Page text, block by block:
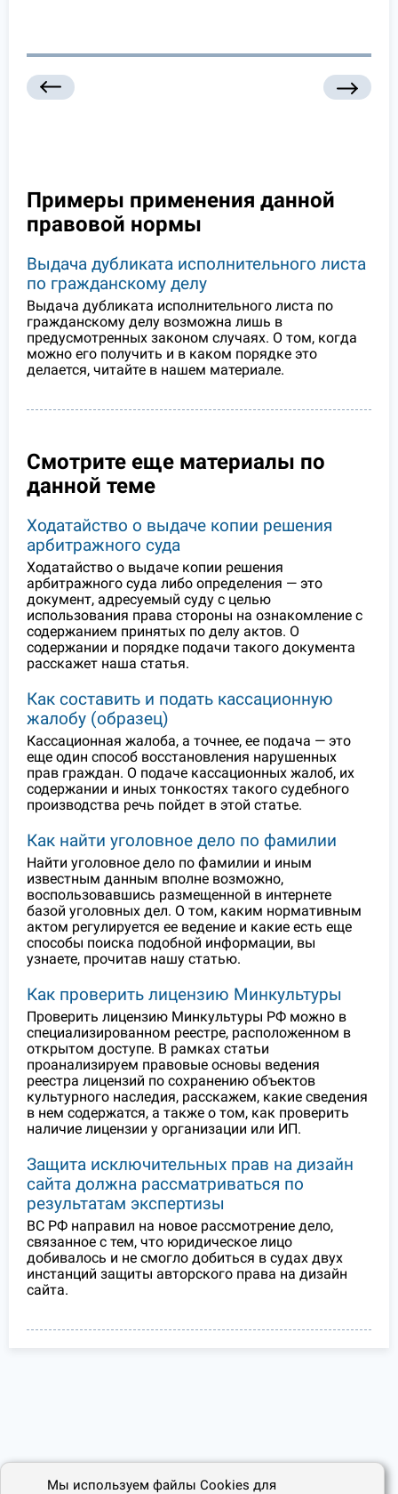
Примеры применения данной
правовой нормы
Выдача дубликата исполнительного листа
по гражданскому делу
Выдача дубликата исполнительного листа по
гражданскому делу возможна лишь в
предусмотренных законом случаях. О том, когда
можно его получить и в каком порядке это
делается, читайте в нашем материале.
Смотрите еще материалы по
данной теме
Ходатайство о выдаче копии решения
арбитражного суда
Ходатайство о выдаче копии решения
арбитражного суда либо определения — это
документ, адресуемый суду с целью
использования права стороны на ознакомление с
содержанием принятых по делу актов. О
содержании и порядке подачи такого документа
расскажет наша статья.
Как составить и подать кассационную
жалобу (образец)
Кассационная жалоба, а точнее, ее подача — это
еще один способ восстановления нарушенных
прав граждан. О подаче кассационных жалоб, их
содержании и иных тонкостях такого судебного
производства речь пойдет в этой статье.
Как найти уголовное дело по фамилии
Найти уголовное дело по фамилии и иным
известным данным вполне возможно,
воспользовавшись размещенной в интернете
базой уголовных дел. О том, каким нормативным
актом регулируется ее ведение и какие есть еще
способы поиска подобной информации, вы
узнаете, прочитав нашу статью.
Как проверить лицензию Минкультуры
Проверить лицензию Минкультуры РФ можно в
специализированном реестре, расположенном в
открытом доступе. В рамках статьи
проанализируем правовые основы ведения
реестра лицензий по сохранению объектов
культурного наследия, расскажем, какие сведения
в нем содержатся, а также о том, как проверить
наличие лицензии у организации или ИП.
Защита исключительных прав на дизайн
сайта должна рассматриваться по
результатам экспертизы
ВС РФ направил на новое рассмотрение дело,
связанное с тем, что юридическое лицо
добивалось и не смогло добиться в судах двух
инстанций защиты авторского права на дизайн
сайта.
Мы используем файлы Cookies для